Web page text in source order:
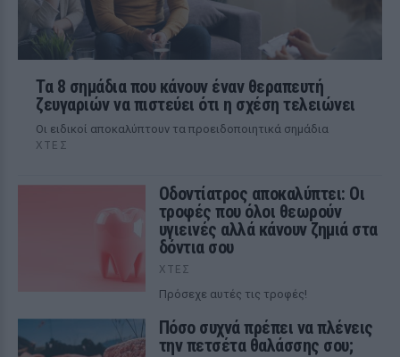
Τα 8 σημάδια που κάνουν έναν θεραπευτή
ζευγαριών να πιστεύει ότι η σχέση τελειώνει
Οι ειδικοί αποκαλύπτουν τα προειδοποιητικά σημάδια
ΧΤΕΣ
Οδοντίατρος αποκαλύπτει: Οι
τροφές που όλοι θεωρούν
υγιεινές αλλά κάνουν ζημιά στα
δόντια σου
ΧΤΕΣ
Πρόσεχε αυτές τις τροφές!
Πόσο συχνά πρέπει να πλένεις
την πετσέτα θαλάσσης σου;